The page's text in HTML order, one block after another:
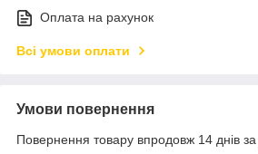
Оплата на рахунок
Всі умови оплати
Умови повернення
Повернення товару впродовж 14 днів